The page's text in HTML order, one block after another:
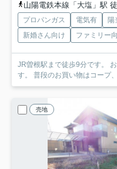
山陽電鉄本線「大塩」駅
プロパンガス 電気有 陽
新婚さん向け
ファミリー
JR曽根駅まで徒歩9分です。
す。 普段のお買い物はコープ
売地